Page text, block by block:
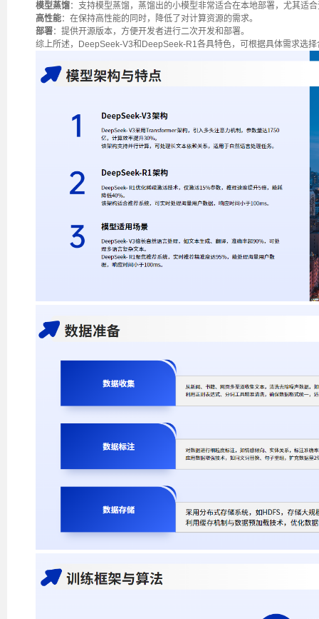
模型蒸馏：支持模型蒸馏，蒸馏出的小模型非常适合在本地部署，尤其适
高性能：在保持高性能的同时，降低了对计算资源的需求。
部署：提供开源版本，方便开发者进行二次开发和部署。
综上所述，DeepSeek-V3和DeepSeek-R1各具特色，可根据具体需求选